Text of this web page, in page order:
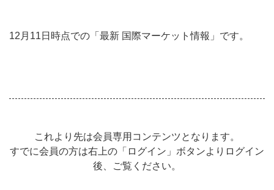
12月11日時点での「最新 国際マーケット情報」です。
これより先は会員専用コンテンツとなります。
すでに会員の方は右上の「ログイン」ボタンよりログイン
後、ご覧ください。